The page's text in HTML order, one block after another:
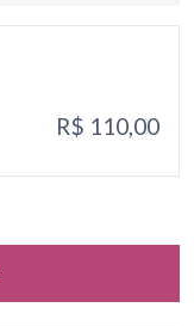
R$ 110,00